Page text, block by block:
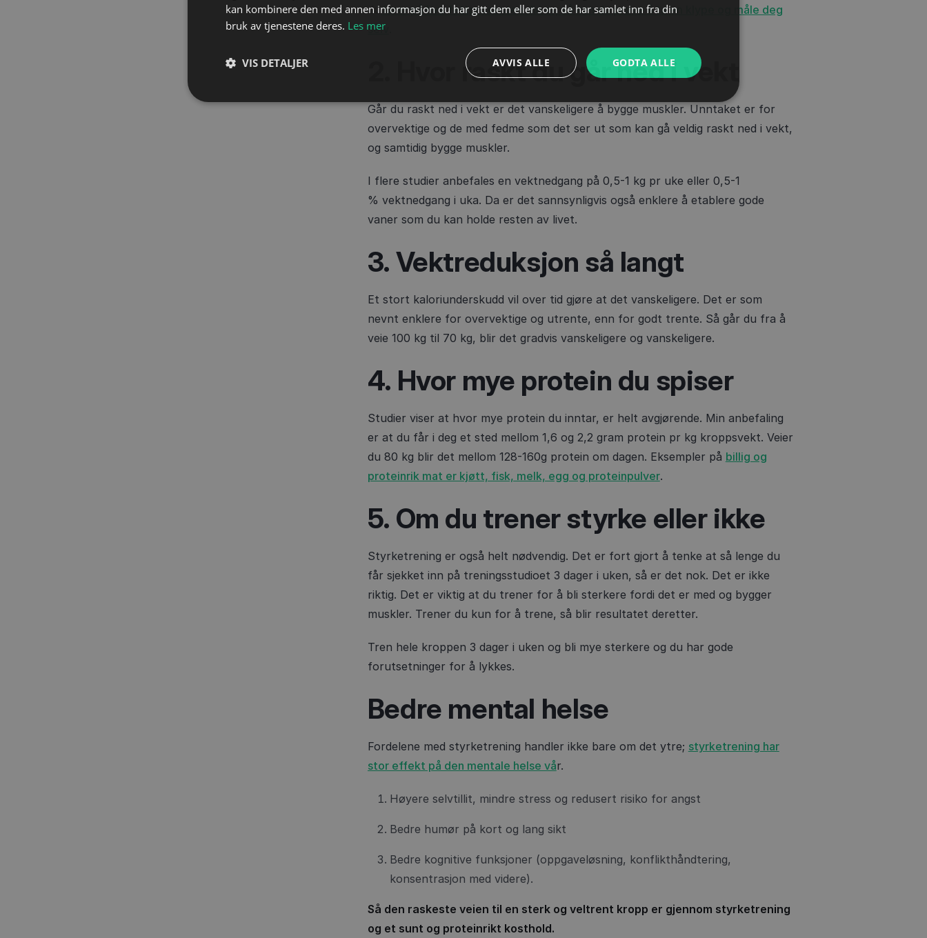
dulurer på hva fettprosenten din er, så kan du prøve å ta en klype og måle deg
selv
2. Hvor raskt du går ned i vekt
Går du raskt ned i vekt er det vanskeligere å bygge muskler. Unntaket er for
overvektige og de med fedme som det ser ut som kan gå veldig raskt ned i vekt,
og samtidig bygge muskler.
I flere studier anbefales en vektnedgang på 0,5-1 kg pr uke eller 0,5-1
% vektnedgang i uka. Da er det sannsynligvis også enklere å etablere gode
vaner som du kan holde resten av livet.
3. Vektreduksjon så langt
Et stort kaloriunderskudd vil over tid gjøre at det vanskeligere. Det er som
nevnt enklere for overvektige og utrente, enn for godt trente. Så går du fra å
veie 100 kg til 70 kg, blir det gradvis vanskeligere og vanskeligere.
4. Hvor mye protein du spiser
Studier viser at hvor mye protein du inntar, er helt avgjørende. Min anbefaling
er at du får i deg et sted mellom 1,6 og 2,2 gram protein pr kg kroppsvekt. Veier
du 80 kg blir det mellom 128-160g protein om dagen. Eksempler på billig og
proteinrik mat er kjøtt, fisk, melk, egg og proteinpulver.
5. Om du trener styrke eller ikke
Styrketrening er også helt nødvendig. Det er fort gjort å tenke at så lenge du
får sjekket inn på treningsstudioet 3 dager i uken, så er det nok. Det er ikke
riktig. Det er viktig at du trener for å bli sterkere fordi det er med og bygger
muskler. Trener du kun for å trene, så blir resultatet deretter.
Tren hele kroppen 3 dager i uken og bli mye sterkere og du har gode
forutsetninger for å lykkes.
Bedre mental helse
Fordelene med styrketrening handler ikke bare om det ytre; styrketrening har
stor effekt på den mentale helse vår.
Høyere selvtillit, mindre stress og redusert risiko for angst
Bedre humør på kort og lang sikt
Bedre kognitive funksjoner (oppgaveløsning, konflikthåndtering,
konsentrasjon med videre).
Så den raskeste veien til en sterk og veltrent kropp er gjennom styrketrening
og et sunt og proteinrikt kosthold.
kan kombinere den med annen informasjon du har gitt dem eller som de har samlet inn fra din
bruk av tjenestene deres. Les mer
GODTA ALLE
AVVIS ALLE
VIS DETALJER